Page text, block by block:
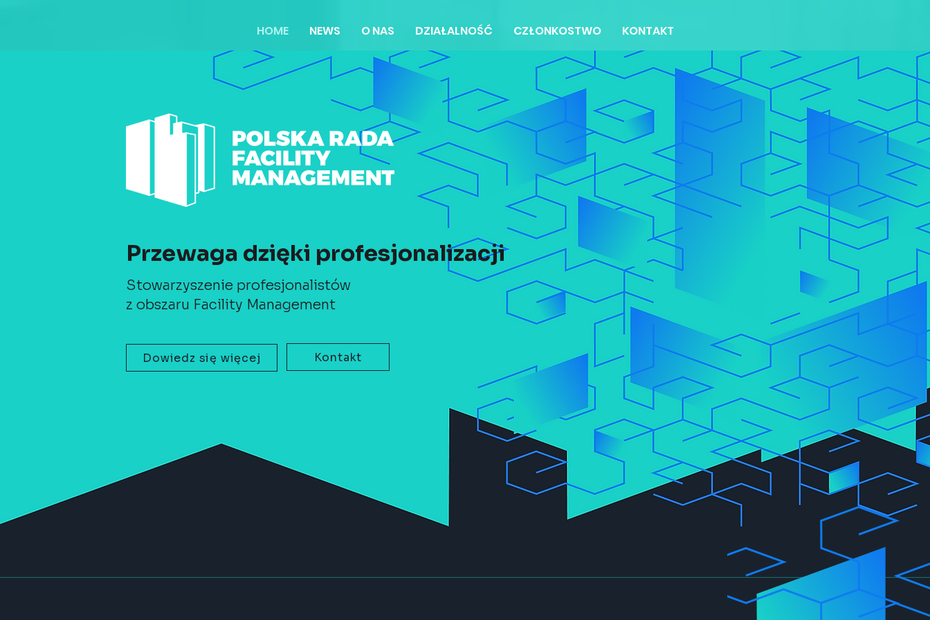
HOME NEWS O NAS DZIAŁALNOŚĆ CZŁONKOSTWO KONTAKT
Dowiedz się więcej
Przewaga dzięki profesjonalizacji
Stowarzyszenie profesjonalistów
z obszaru Facility Management
Kontakt